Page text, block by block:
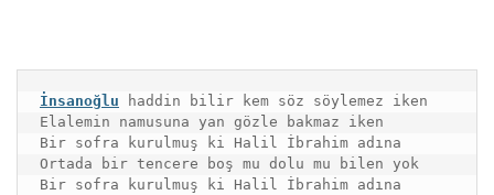
İnsanoğlu
haddin bilir kem söz söylemez iken
Elalemin namusuna yan gözle bakmaz iken
Bir sofra kurulmuş ki Halil İbrahim adına
Ortada bir tencere boş mu dolu mu bilen yok
Bir sofra kurulmuş ki Halil İbrahim adına